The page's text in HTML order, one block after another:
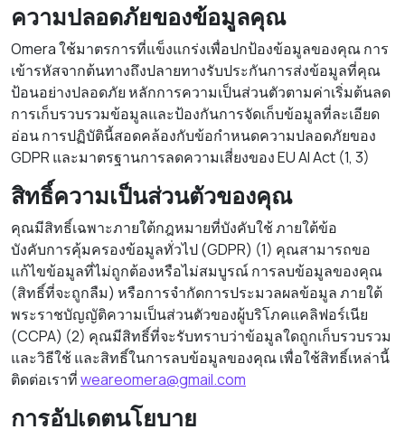
ความปลอดภัยของข้อมูลคุณ
Omera ใช้มาตรการที่แข็งแกร่งเพื่อปกป้องข้อมูลของคุณ การ
เข้ารหัสจากต้นทางถึงปลายทางรับประกันการส่งข้อมูลที่คุณ
ป้อนอย่างปลอดภัย หลักการความเป็นส่วนตัวตามค่าเริ่มต้นลด
การเก็บรวบรวมข้อมูลและป้องกันการจัดเก็บข้อมูลที่ละเอียด
อ่อน การปฏิบัตินี้สอดคล้องกับข้อกำหนดความปลอดภัยของ
GDPR และมาตรฐานการลดความเสี่ยงของ EU AI Act (1, 3)
สิทธิ์ความเป็นส่วนตัวของคุณ
คุณมีสิทธิ์เฉพาะภายใต้กฎหมายที่บังคับใช้ ภายใต้ข้อ
บังคับการคุ้มครองข้อมูลทั่วไป (GDPR) (1) คุณสามารถขอ
แก้ไขข้อมูลที่ไม่ถูกต้องหรือไม่สมบูรณ์ การลบข้อมูลของคุณ
(สิทธิ์ที่จะถูกลืม) หรือการจำกัดการประมวลผลข้อมูล ภายใต้
พระราชบัญญัติความเป็นส่วนตัวของผู้บริโภคแคลิฟอร์เนีย
(CCPA) (2) คุณมีสิทธิ์ที่จะรับทราบว่าข้อมูลใดถูกเก็บรวบรวม
และวิธีใช้ และสิทธิ์ในการลบข้อมูลของคุณ เพื่อใช้สิทธิ์เหล่านี้
ติดต่อเราที่weareomera@gmail.com
การอัปเดตนโยบาย